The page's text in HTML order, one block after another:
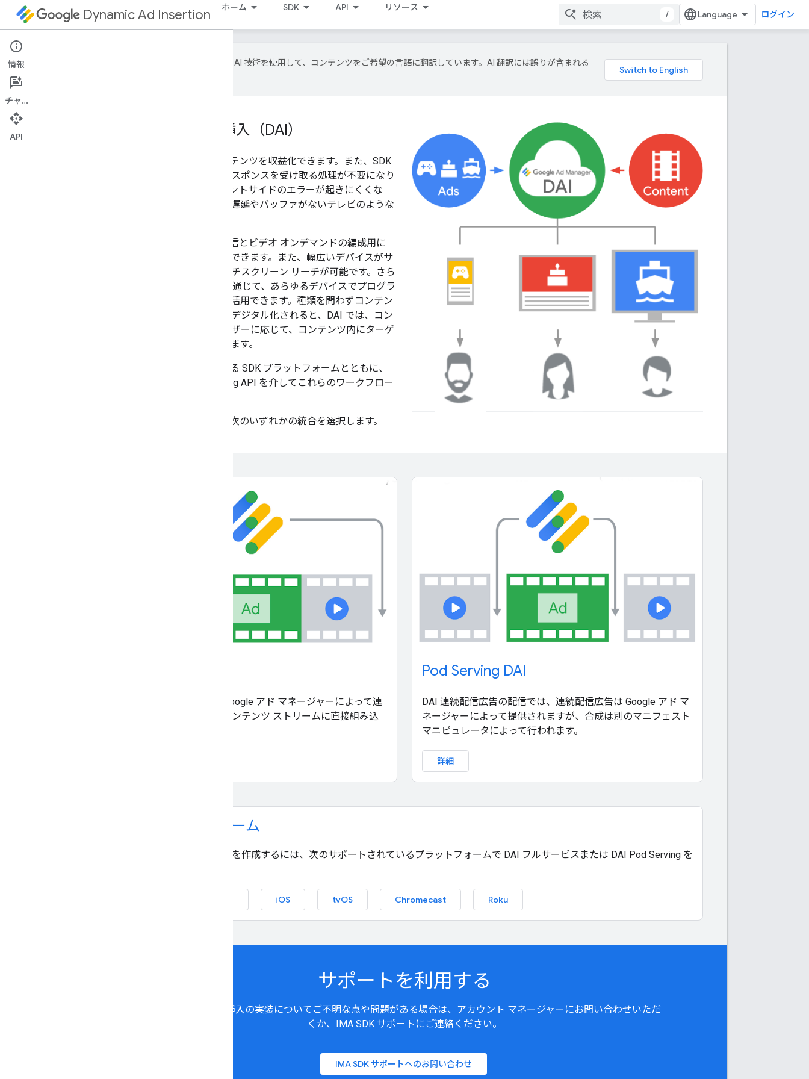
Dynamic Ad Insertion ホーム SDK API リソース
/ ログイン
Google は AI 技術を使用して、コンテンツをご希望の言語に翻訳しています。AI 翻訳には誤りが含まれる
ダイナミック広告挿入（DAI）
DAI を使用すると、動画コンテンツを収益化できます。また、SDK
では広告をリクエストしてレスポンスを受け取る処理が不要になり
ます。これにより、クライアントサイドのエラーが起きにくくな
り、コンテンツと広告の間に遅延やバッファがないテレビのような
DAI を使用すると、ライブ配信とビデオ オンデマンドの編成用に
個々の広告をターゲティングできます。また、幅広いデバイスがサ
ポートされているため、マルチスクリーン リーチが可能です。さら
に、動画向け Ad Exchange を通じて、あらゆるデバイスでプログラ
マティックな収益化の機会を活用できます。種類を問わずコンテン
ツの元のフォーマットが一度デジタル化されると、DAI では、コン
テンツを表示している各ユーザーに応じて、コンテンツ内にターゲ
ティング動画広告を表示できます。
DAI では、サポートされている SDK プラットフォームとともに、
Full service API と Pod serving API を介してこれらのワークフロー
DAI の使用を開始するには、次のいずれかの統合を選択します。
フルサービス DAI では、Google アド マネージャーによって連
続配信広告が選択され、コンテンツ ストリームに直接組み込
Pod Serving DAI
DAI 連続配信広告の配信では、連続配信広告は Google アド マ
ネージャーによって提供されますが、合成は別のマニフェスト
マニピュレータによって行われます。
詳細
対応プラットフォーム
コンテンツのカスタム統合を作成するには、次のサポートされているプラットフォームで DAI フルサービスまたは DAI Pod Serving を
iOS tvOS Chromecast Roku
サポートを利用する
ダイナミック広告挿入の実装についてご不明な点や問題がある場合は、アカウント マネージャーにお問い合わせいただ
くか、IMA SDK サポートにご連絡ください。
IMA SDK サポートへのお問い合わせ
情報
チャット
API